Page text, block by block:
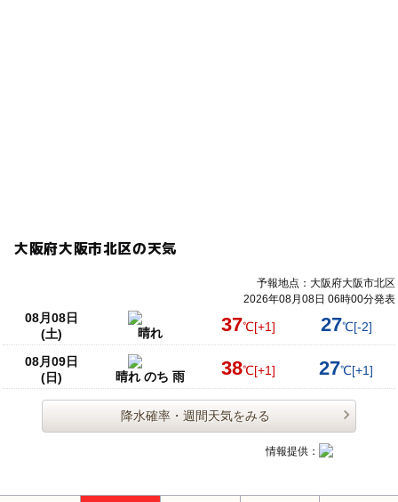
大阪府大阪市北区の天気
予報地点：大阪府大阪市北区
2026年08月08日 06時00分発表
08月08日
(土)
晴れ 37℃[+1] 27℃[-2]
08月09日
(日)
晴れ のち 雨 38℃[+1] 27℃[+1]
降水確率・週間天気をみる
情報提供：